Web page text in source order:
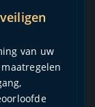
van uw